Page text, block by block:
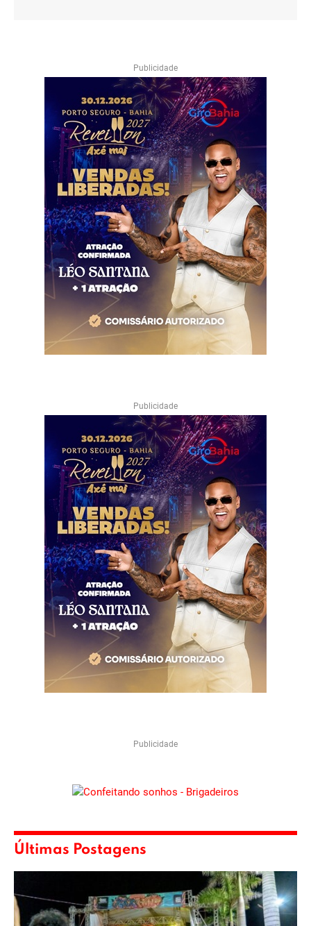
Publicidade
Publicidade
Publicidade
Últimas Postagens